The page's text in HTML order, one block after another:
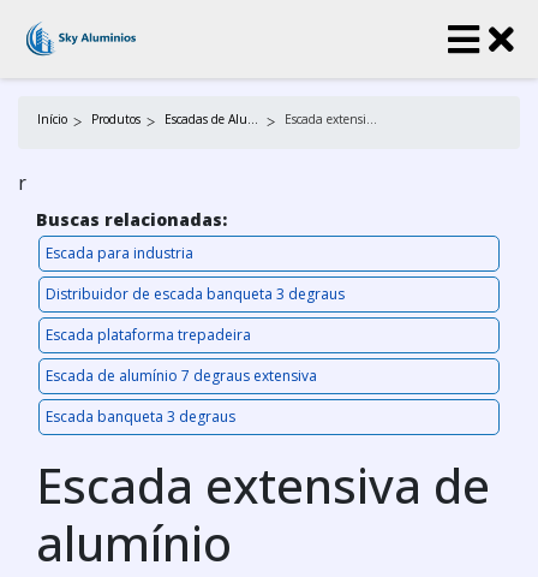
Início Produtos Escadas de Alumínio Escada extensiva de alumínio
r
Buscas relacionadas:
Escada para industria
Distribuidor de escada banqueta 3 degraus
Escada plataforma trepadeira
Escada de alumínio 7 degraus extensiva
Escada banqueta 3 degraus
Escada extensiva de
alumínio